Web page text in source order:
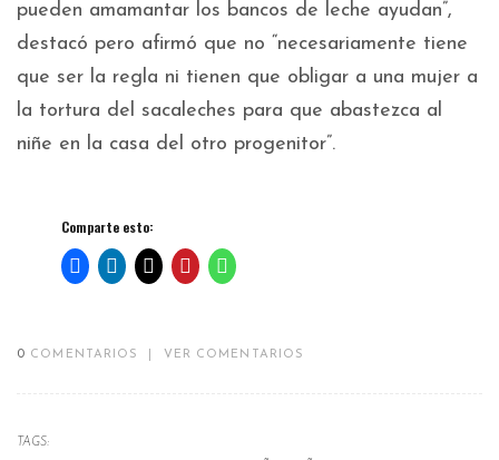
pueden amamantar los bancos de leche ayudan”,
destacó pero afirmó que no “necesariamente tiene
que ser la regla ni tienen que obligar a una mujer a
la tortura del sacaleches para que abastezca al
niñe en la casa del otro progenitor”.
Comparte esto:
0 COMENTARIOS VER COMENTARIOS
TAGS: